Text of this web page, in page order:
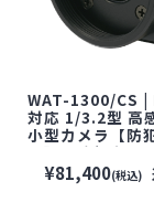
WAT-1300/CS |
対応 1/3.2型 高
小型カメラ【防
ラ】【監視カメ
型カメラ】【セ
ーカメラ】【
¥81,400(税込)